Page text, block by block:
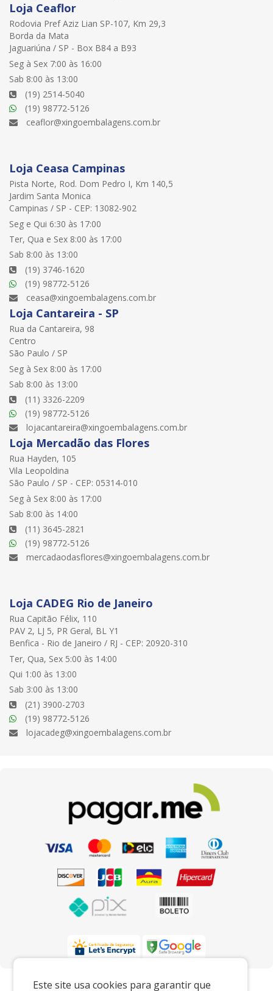
Este site usa cookies para garantir que
Loja Ceaflor
Rodovia Pref Aziz Lian SP-107, Km 29,3
Borda da Mata
Jaguariúna / SP - Box B84 a B93
Seg à Sex 7:00 às 16:00
Sab 8:00 às 13:00
(19) 2514-5040
(19) 98772-5126
ceaflor@xingoembalagens.com.br
Loja Ceasa Campinas
Pista Norte, Rod. Dom Pedro I, Km 140,5
Jardim Santa Monica
Campinas / SP - CEP: 13082-902
Seg e Qui 6:30 às 17:00
Ter, Qua e Sex 8:00 às 17:00
Sab 8:00 às 13:00
(19) 3746-1620
(19) 98772-5126
ceasa@xingoembalagens.com.br
Loja Cantareira - SP
Rua da Cantareira, 98
Centro
São Paulo / SP
Seg à Sex 8:00 às 17:00
Sab 8:00 às 13:00
(11) 3326-2209
(19) 98772-5126
lojacantareira@xingoembalagens.com.br
Loja Mercadão das Flores
Rua Hayden, 105
Vila Leopoldina
São Paulo / SP - CEP: 05314-010
Seg à Sex 8:00 às 17:00
Sab 8:00 às 14:00
(11) 3645-2821
(19) 98772-5126
mercadaodasflores@xingoembalagens.com.br
Loja CADEG Rio de Janeiro
Rua Capitão Félix, 110
PAV 2, LJ 5, PR Geral, BL Y1
Benfica - Rio de Janeiro / RJ - CEP: 20920-310
Ter, Qua, Sex 5:00 às 14:00
Qui 1:00 às 13:00
Sab 3:00 às 13:00
(21) 3900-2703
(19) 98772-5126
lojacadeg@xingoembalagens.com.br
Preços e condições exclusivos para o